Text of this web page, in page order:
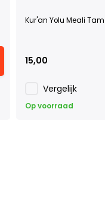
Kur'an Yolu Meali
15,00
Vergelijk
Op voorraad